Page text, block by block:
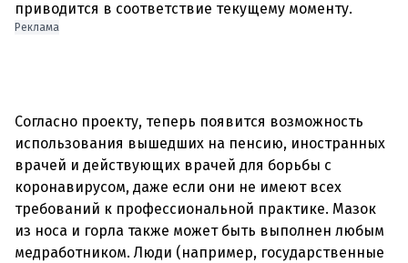
Реклама
Согласно проекту, теперь появится возможность
использования вышедших на пенсию, иностранных
врачей и действующих врачей для борьбы с
коронавирусом, даже если они не имеют всех
требований к профессиональной практике. Мазок
из носа и горла также может быть выполнен любым
медработником. Люди (например, государственные